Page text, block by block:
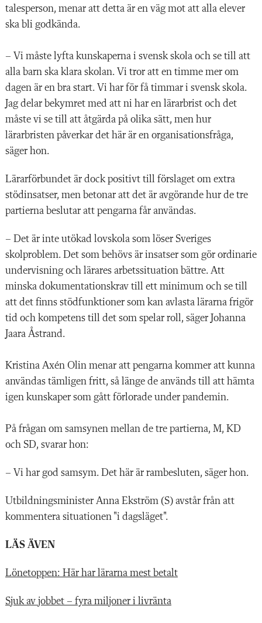
talesperson, menar att detta är en väg mot att alla elever
ska bli godkända.
– Vi måste lyfta kunskaperna i svensk skola och se till att
alla barn ska klara skolan. Vi tror att en timme mer om
dagen är en bra start. Vi har för få timmar i svensk skola.
Jag delar bekymret med att ni har en lärarbrist och det
måste vi se till att åtgärda på olika sätt, men hur
lärarbristen påverkar det här är en organisationsfråga,
säger hon.
Lärarförbundet är dock positivt till förslaget om extra
stödinsatser, men betonar att det är avgörande hur de tre
partierna beslutar att pengarna får användas.
– Det är inte utökad lovskola som löser Sveriges
skolproblem. Det som behövs är insatser som gör ordinarie
undervisning och lärares arbetssituation bättre. Att
minska dokumentationskrav till ett minimum och se till
att det finns stödfunktioner som kan avlasta lärarna frigör
tid och kompetens till det som spelar roll, säger Johanna
Jaara Åstrand.
Kristina Axén Olin menar att pengarna kommer att kunna
användas tämligen fritt, så länge de används till att hämta
igen kunskaper som gått förlorade under pandemin.
På frågan om samsynen mellan de tre partierna, M, KD
och SD, svarar hon:
– Vi har god samsym. Det här är rambesluten, säger hon.
Utbildningsminister Anna Ekström (S) avstår från att
kommentera situationen "i dagsläget".
LÄS ÄVEN
Lönetoppen: Här har lärarna mest betalt
Sjuk av jobbet – fyra miljoner i livränta